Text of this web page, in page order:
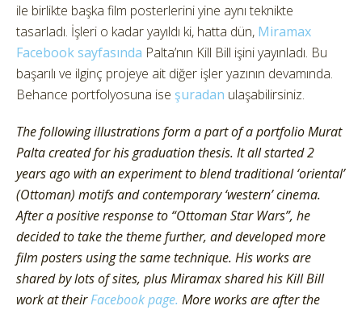
ile birlikte başka film posterlerini yine aynı teknikte
tasarladı. İşleri o kadar yayıldı ki, hatta dün, Miramax
Facebook sayfasında Palta’nın Kill Bill işini yayınladı. Bu
başarılı ve ilginç projeye ait diğer işler yazının devamında.
Behance portfolyosuna ise şuradan ulaşabilirsiniz.
The following illustrations form a part of a portfolio Murat
Palta created for his graduation thesis. It all started 2
years ago with an experiment to blend traditional ‘oriental’
(Ottoman) motifs and contemporary ‘western’ cinema.
After a positive response to “Ottoman Star Wars”, he
decided to take the theme further, and developed more
film posters using the same technique. His works are
shared by lots of sites, plus Miramax shared his Kill Bill
work at theirFacebook page. More works are after the